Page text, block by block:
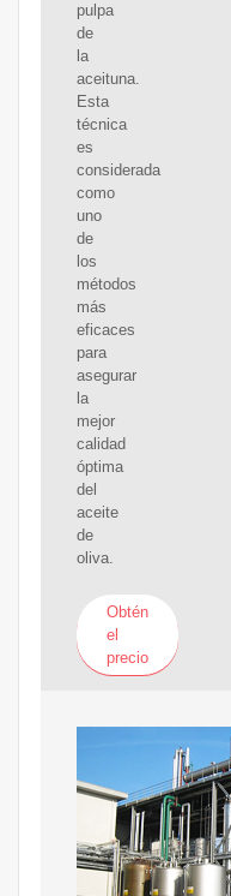
pulpa
de
la
aceituna.
Esta
técnica
es
considerada
como
uno
de
los
métodos
más
eficaces
para
asegurar
la
mejor
calidad
óptima
del
aceite
de
oliva.
Obtén
el
precio